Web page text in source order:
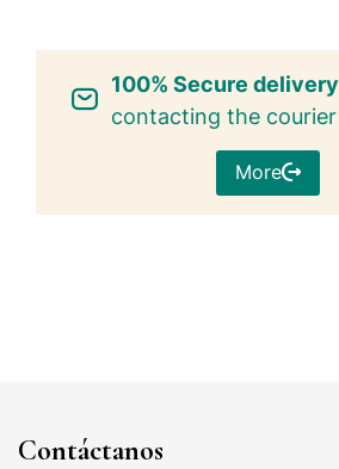
100% Secure delivery
contacting the courier
More
Contáctanos